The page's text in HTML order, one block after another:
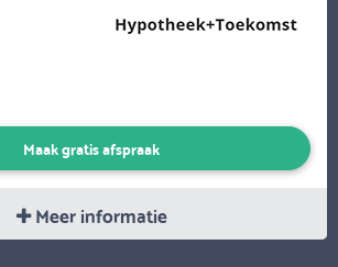
Maak gratis afspraak
Meer informatie